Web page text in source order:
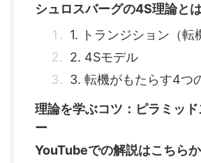
シュロスバーグの4S理論と
1. トランジション（転
2. 4Sモデル
3. 転機がもたらす4つ
理論を学ぶコツ：ピラミッ
ー
YouTubeでの解説はこちらか